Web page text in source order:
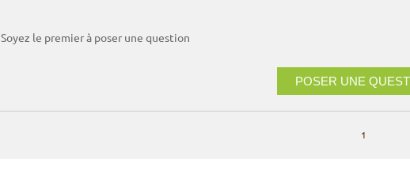
Soyez le premier à poser une question
POSER UNE
1